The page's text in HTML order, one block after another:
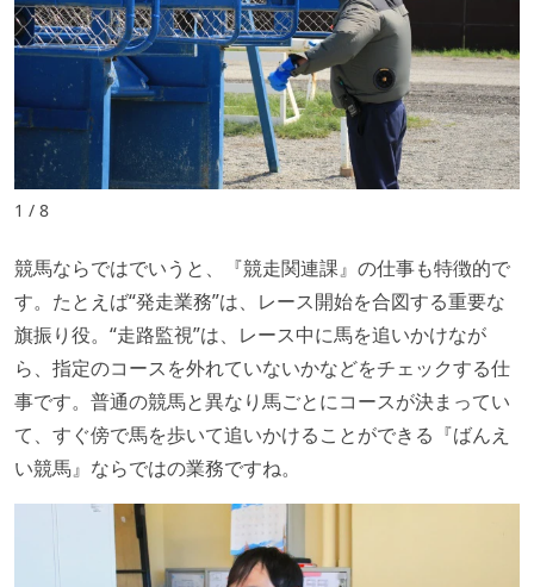
1 / 8
競馬ならではでいうと、『競走関連課』の仕事も特徴的で
す。たとえば“発走業務”は、レース開始を合図する重要な
旗振り役。“走路監視”は、レース中に馬を追いかけなが
ら、指定のコースを外れていないかなどをチェックする仕
事です。普通の競馬と異なり馬ごとにコースが決まってい
て、すぐ傍で馬を歩いて追いかけることができる『ばんえ
い競馬』ならではの業務ですね。